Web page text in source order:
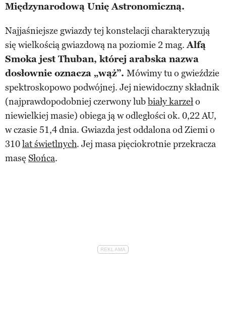
Międzynarodową Unię Astronomiczną.
Najjaśniejsze gwiazdy tej konstelacji charakteryzują
się wielkością gwiazdową na poziomie 2 mag.Alfą
Smoka jest Thuban, której arabska nazwa
dosłownie oznacza „wąż”. Mówimy tu o gwieździe
spektroskopowo podwójnej. Jej niewidoczny składnik
(najprawdopodobniej czerwony lubbiały karzeło
niewielkiej masie) obiega ją w odległości ok. 0,22 AU,
w czasie 51,4 dnia. Gwiazda jest oddalona od Ziemi o
310lat świetlnych. Jej masa pięciokrotnie przekracza
masę Słońca.